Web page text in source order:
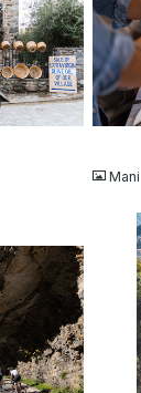
JPG
Mani